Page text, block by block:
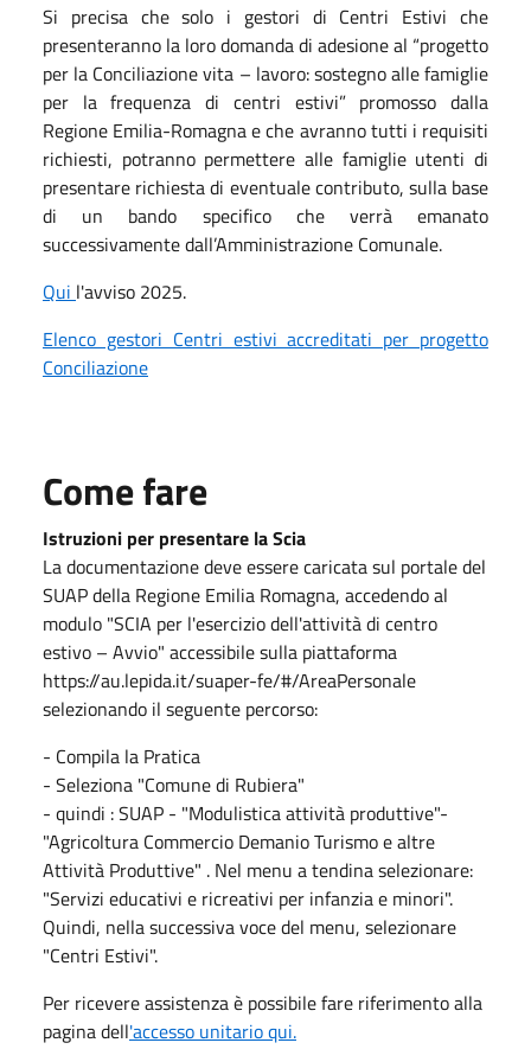
Si precisa che solo i gestori di Centri Estivi che
presenteranno la loro domanda di adesione al “progetto
per la Conciliazione vita – lavoro: sostegno alle famiglie
per la frequenza di centri estivi” promosso dalla
Regione Emilia-Romagna e che avranno tutti i requisiti
richiesti, potranno permettere alle famiglie utenti di
presentare richiesta di eventuale contributo, sulla base
di un bando specifico che verrà emanato
successivamente dall’Amministrazione Comunale.
Qui l'avviso 2025.
Elenco gestori Centri estivi accreditati per progetto
Conciliazione
Come fare
Istruzioni per presentare la Scia
La documentazione deve essere caricata sul portale del
SUAP della Regione Emilia Romagna, accedendo al
modulo "SCIA per l'esercizio dell'attività di centro
estivo – Avvio" accessibile sulla piattaforma
https://au.lepida.it/suaper-fe/#/AreaPersonale
selezionando il seguente percorso:
- Compila la Pratica
- Seleziona "Comune di Rubiera"
- quindi : SUAP - "Modulistica attività produttive"-
"Agricoltura Commercio Demanio Turismo e altre
Attività Produttive" . Nel menu a tendina selezionare:
"Servizi educativi e ricreativi per infanzia e minori".
Quindi, nella successiva voce del menu, selezionare
"Centri Estivi".
Per ricevere assistenza è possibile fare riferimento alla
pagina dell'accesso unitario qui.